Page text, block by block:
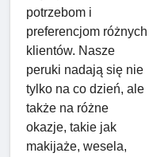
potrzebom i
preferencjom różnych
klientów. Nasze
peruki nadają się nie
tylko na co dzień, ale
także na różne
okazje, takie jak
makijaże, wesela,